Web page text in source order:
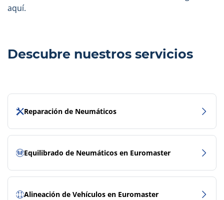
aquí.
Descubre nuestros servicios
Reparación de Neumáticos
Equilibrado de Neumáticos en Euromaster
Alineación de Vehículos en Euromaster